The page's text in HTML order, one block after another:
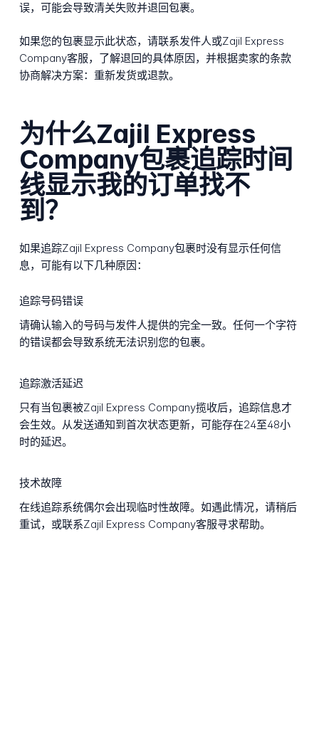
误，可能会导致清关失败并退回包裹。
如果您的包裹显示此状态，请联系发件人或Zajil Express
Company客服，了解退回的具体原因，并根据卖家的条款
协商解决方案：重新发货或退款。
为什么Zajil Express
Company包裹追踪时间
线显示我的订单找不
到？
如果追踪Zajil Express Company包裹时没有显示任何信
息，可能有以下几种原因：
追踪号码错误
请确认输入的号码与发件人提供的完全一致。任何一个字符
的错误都会导致系统无法识别您的包裹。
追踪激活延迟
只有当包裹被Zajil Express Company揽收后，追踪信息才
会生效。从发送通知到首次状态更新，可能存在24至48小
时的延迟。
技术故障
在线追踪系统偶尔会出现临时性故障。如遇此情况，请稍后
重试，或联系Zajil Express Company客服寻求帮助。